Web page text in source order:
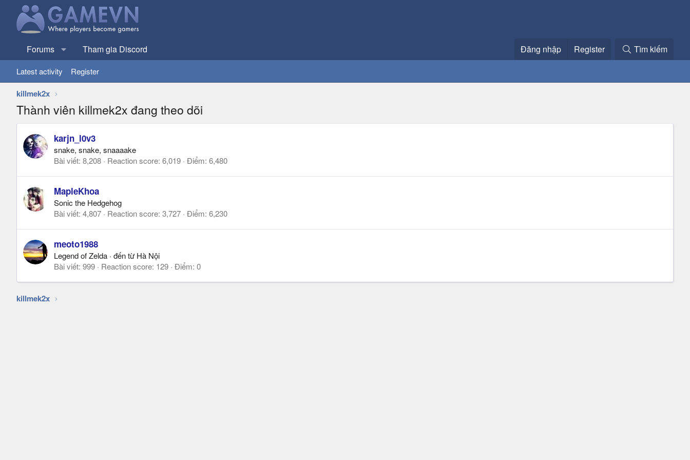
Forums Tham gia Discord Đăng nhập Register Tìm kiếm
Latest activity Register
killmek2x
Thành viên killmek2x đang theo dõi
karjn_l0v3
snake, snake, snaaaake
Bài viết 8,208 Reaction score 6,019 Điểm 6,480
MapleKhoa
Sonic the Hedgehog
Bài viết 4,807 Reaction score 3,727 Điểm 6,230
meoto1988
Legend of Zelda · đến từ Hà Nội
Bài viết 999 Reaction score 129 Điểm 0
killmek2x